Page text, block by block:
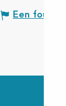
Een fout